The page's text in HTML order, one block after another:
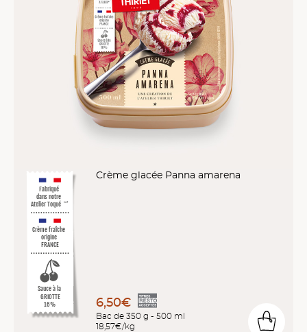
Crème fraîche
origine
FRANCE
Fabriqué
dans notre
Atelier Toqué ™*
Sauce à la
GRIOTTE
16%
Crème glacée Panna amarena
6,50€
Bac de 350 g - 500 ml
18,57€/kg